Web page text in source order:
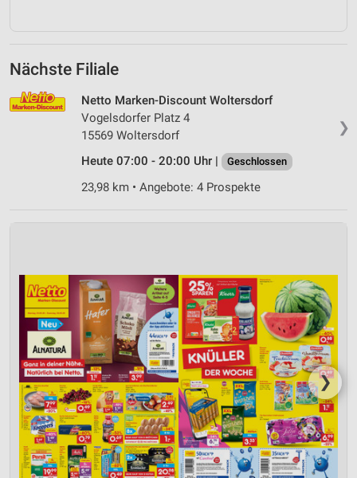
Nächste Filiale
❯
Netto Marken-Discount Woltersdorf
Vogelsdorfer Platz 4
15569 Woltersdorf
Heute 07:00 - 20:00 Uhr |
Geschlossen
23,98 km • Angebote: 4 Prospekte
❯